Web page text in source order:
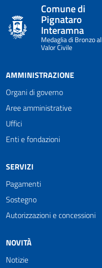
Comune di
Pignataro
Interamna
Medaglia di Bronzo al
Valor Civile
AMMINISTRAZIONE
Organi di governo
Aree amministrative
Uffici
Enti e fondazioni
SERVIZI
Pagamenti
Sostegno
Autorizzazioni e concessioni
NOVITÀ
Notizie